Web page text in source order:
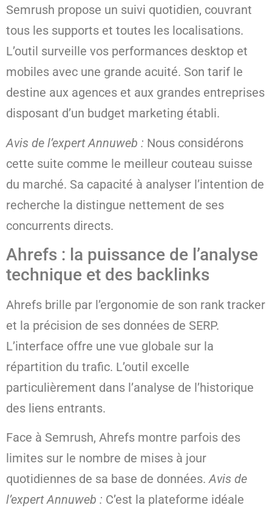
Semrush propose un suivi quotidien, couvrant
tous les supports et toutes les localisations.
L’outil surveille vos performances desktop et
mobiles avec une grande acuité. Son tarif le
destine aux agences et aux grandes entreprises
disposant d’un budget marketing établi.
Avis de l’expert Annuweb : Nous considérons
cette suite comme le meilleur couteau suisse
du marché. Sa capacité à analyser l’intention de
recherche la distingue nettement de ses
concurrents directs.
Ahrefs : la puissance de l’analyse
technique et des backlinks
Ahrefs brille par l’ergonomie de son rank tracker
et la précision de ses données de SERP.
L’interface offre une vue globale sur la
répartition du trafic. L’outil excelle
particulièrement dans l’analyse de l’historique
des liens entrants.
Face à Semrush, Ahrefs montre parfois des
limites sur le nombre de mises à jour
quotidiennes de sa base de données.Avis de
l’expert Annuweb : C’est la plateforme idéale